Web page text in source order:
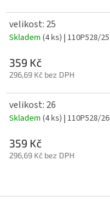
velikost: 25
Skladem (4 ks) | 110P528/25
359 Kč
296,69 Kč bez DPH
velikost: 26
Skladem (4 ks) | 110P528/26
359 Kč
296,69 Kč bez DPH